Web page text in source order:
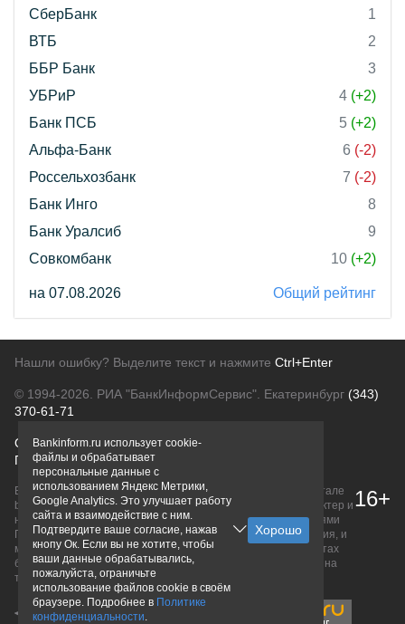
СберБанк
1
ВТБ
2
ББР Банк
3
УБРиР
4 (+2)
Банк ПСБ
5 (+2)
Альфа-Банк
6 (-2)
Россельхозбанк
7 (-2)
Банк Инго
8
Банк Уралсиб
9
Совкомбанк
10 (+2)
на 07.08.2026 Общий рейтинг
Нашли ошибку? Выделите текст и нажмите Ctrl+Enter
© 1994-2026. РИА "БанкИнформСервис". Екатеринбург (343)
370-61-71
О проектеПолитика конфиденциальности
Правовая информацияДля рекламодателей
Вся информация о продуктах банков, размещенная на портале
bankinform.ru, носит исключительно ознакомительный характер и
не является публичной офертой, определяемой положениями
ГК РФ. Информация не содержит точного и полного описания, и
может быть изменена. Конечные условия уточняйте на сайтах
банков или при личном обращении. Исключительное право на
товарные знаки принадлежит их правообладателям.
16+
Bankinform.ru использует cookie-
файлы и обрабатывает
персональные данные с
использованием Яндекс Метрики,
Google Analytics. Это улучшает работу
сайта и взаимодействие с ним.
Подтвердите ваше согласие, нажав
кнопу Ок. Если вы не хотите, чтобы
ваши данные обрабатывались,
пожалуйста, ограничьте
использование файлов cookie в своём
браузере. Подробнее в Политике
конфиденциальности.